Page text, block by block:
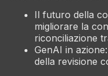
Il futuro della
migliorare la
riconciliazione
GenAI in
della revisione